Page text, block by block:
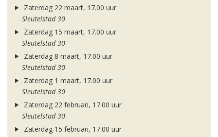
Zaterdag 22 maart, 17.00 uur
Sleutelstad 30
Zaterdag 15 maart, 17.00 uur
Sleutelstad 30
Zaterdag 8 maart, 17.00 uur
Sleutelstad 30
Zaterdag 1 maart, 17.00 uur
Sleutelstad 30
Zaterdag 22 februari, 17.00 uur
Sleutelstad 30
Zaterdag 15 februari, 17.00 uur